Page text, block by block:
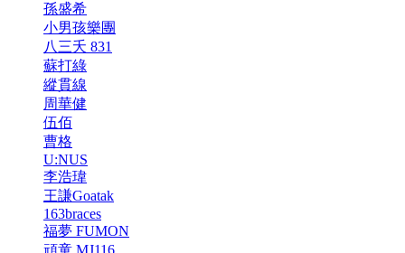
孫盛希
小男孩樂團
八三夭 831
蘇打綠
縱貫線
周華健
伍佰
曹格
U:NUS
李浩瑋
王謙Goatak
163braces
福夢 FUMON